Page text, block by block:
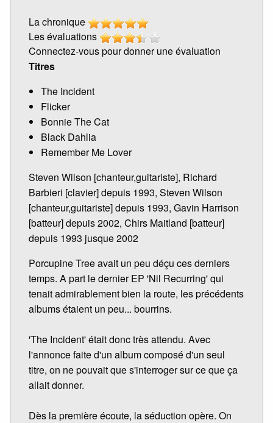
La chronique
Les évaluations
Connectez-vous pour donner une évaluation
Titres
The Incident
Flicker
Bonnie The Cat
Black Dahlia
Remember Me Lover
Steven Wilson [chanteur,guitariste], Richard
Barbieri [clavier] depuis 1993, Steven Wilson
[chanteur,guitariste] depuis 1993, Gavin Harrison
[batteur] depuis 2002, Chirs Maitland [batteur]
depuis 1993 jusque 2002
Porcupine Tree avait un peu déçu ces derniers
temps. A part le dernier EP 'Nil Recurring' qui
tenait admirablement bien la route, les précédents
albums étaient un peu... bourrins.
'The Incident' était donc très attendu. Avec
l'annonce faite d'un album composé d'un seul
titre, on ne pouvait que s'interroger sur ce que ça
allait donner.
Dès la première écoute, la séduction opère. On